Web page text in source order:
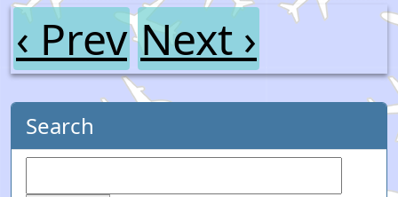
‹ Prev Next ›
Search